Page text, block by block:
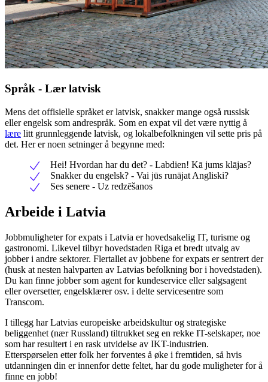
Språk - Lær latvisk
Mens det offisielle språket er latvisk, snakker mange også russisk
eller engelsk som andrespråk. Som en expat vil det være nyttig å
lære litt grunnleggende latvisk, og lokalbefolkningen vil sette pris på
det. Her er noen setninger å begynne med:
Hei! Hvordan har du det? - Labdien! Kā jums klājas?
Snakker du engelsk? - Vai jūs runājat Angliski?
Ses senere - Uz redzēšanos
Arbeide i Latvia
Jobbmuligheter for expats i Latvia er hovedsakelig IT, turisme og
gastronomi. Likevel tilbyr hovedstaden Riga et bredt utvalg av
jobber i andre sektorer. Flertallet av jobbene for expats er sentrert der
(husk at nesten halvparten av Latvias befolkning bor i hovedstaden).
Du kan finne jobber som agent for kundeservice eller salgsagent
eller oversetter, engelsklærer osv. i delte servicesentre som
Transcom.
I tillegg har Latvias europeiske arbeidskultur og strategiske
beliggenhet (nær Russland) tiltrukket seg en rekke IT-selskaper, noe
som har resultert i en rask utvidelse av IKT-industrien.
Etterspørselen etter folk her forventes å øke i fremtiden, så hvis
utdanningen din er innenfor dette feltet, har du gode muligheter for å
finne en jobb!